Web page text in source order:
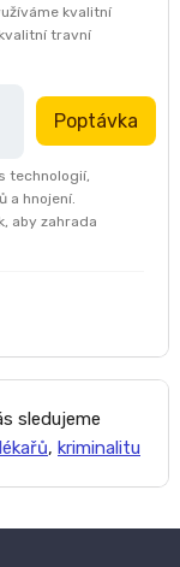
kvalitní
travní
Poptávka
technologií,
a hnojení.
aby zahrada
sledujeme
, kriminalitu